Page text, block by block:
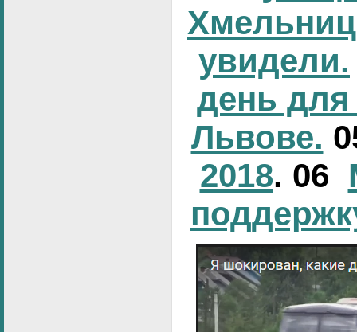
увидели.
день для
Львове.
2018. 06